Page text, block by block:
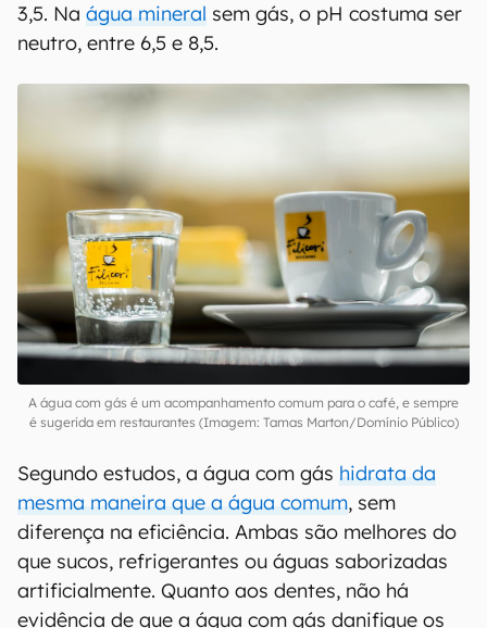
3,5. Na água mineral sem gás, o pH costuma ser
neutro, entre 6,5 e 8,5.
A água com gás é um acompanhamento comum para o café, e sempre
é sugerida em restaurantes (Imagem: Tamas Marton/Domínio Público)
Segundo estudos, a água com gás hidrata da
mesma maneira que a água comum, sem
diferença na eficiência. Ambas são melhores do
que sucos, refrigerantes ou águas saborizadas
artificialmente. Quanto aos dentes, não há
evidência de que a água com gás danifique os